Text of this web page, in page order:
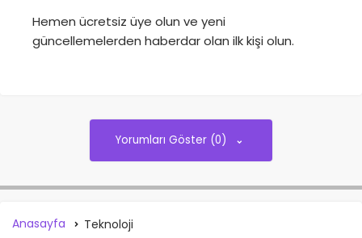
Hemen ücretsiz üye olun ve yeni
güncellemelerden haberdar olan ilk kişi olun.
Yorumları Göster (0)
Anasayfa Teknoloji